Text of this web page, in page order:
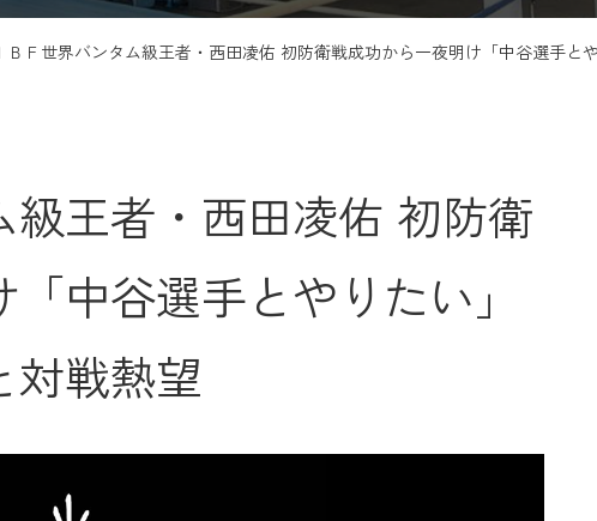
ＩＢＦ世界バンタム級王者・西田凌佑 初防衛戦成功から一夜明け「中谷選手と
級王者・西田凌佑 初防衛
中谷選手とやりたい」
対戦熱望